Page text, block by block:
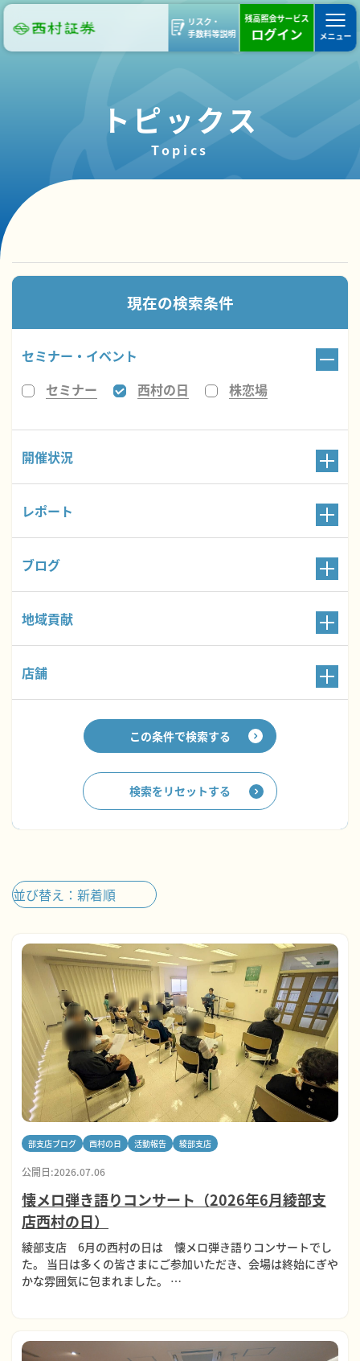
リスク・
手数料等説明
残高照会サービス
ログイン メニュー
トピックス
Topics
現在の検索条件
セミナー・イベント
セミナー
西村の日 株恋場
開催状況
レポート
ブログ
地域貢献
店舗
この条件で検索する
検索をリセットする
部支店ブログ 西村の日 活動報告 綾部支店
公開日:2026.07.06
懐メロ弾き語りコンサート（2026年6月綾部支
店西村の日）
綾部支店 6月の西村の日は 懐メロ弾き語りコンサートでし
た。 当日は多くの皆さまにご参加いただき、会場は終始にぎや
かな雰囲気に包まれました。 …